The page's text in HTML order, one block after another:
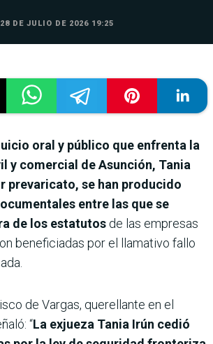
28 DE JULIO DE 2026 19:25
oral y público que enfrenta la
y comercial de Asunción, Tania
prevaricato, se han producido
entre las que se
de los estatutos de las empresas
beneficiadas por el llamativo fallo
de Vargas, querellante en el
“La exjueza Tania Irún cedió